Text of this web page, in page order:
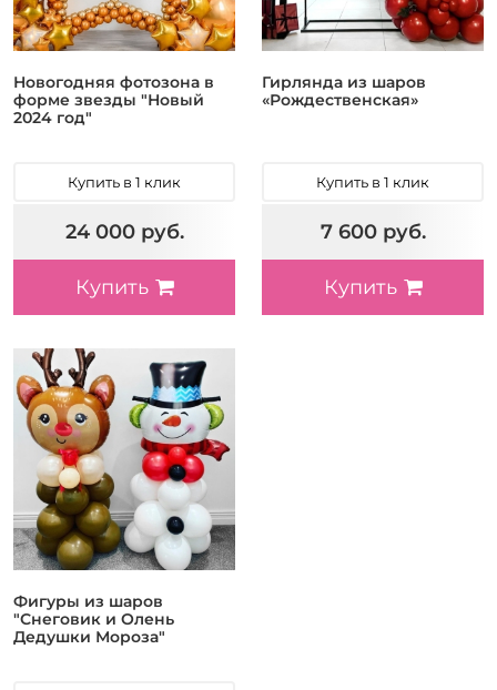
Новогодняя фотозона в
форме звезды "Новый
2024 год"
Купить в 1 клик
24 000 руб.
Купить
Гирлянда из шаров
«Рождественская»
Купить в 1 клик
7 600 руб.
Купить
Фигуры из шаров
"Снеговик и Олень
Дедушки Мороза"